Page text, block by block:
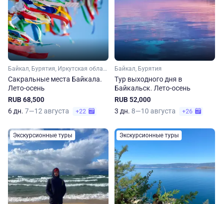
Байкал, Бурятия, Иркутская область
Сакральные места Байкала.
Лето-осень
RUB 68,500
6 дн. 7—12 августа +22
Байкал, Бурятия
Тур выходного дня в
Байкальск. Лето-осень
RUB 52,000
3 дн. 8—10 августа +26
Экскурсионные туры Экскурсионные туры